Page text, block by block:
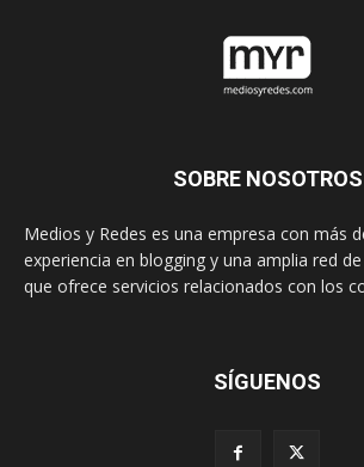
SOBRE NOSOTROS
Medios y Redes es una empresa con más
experiencia en blogging y una amplia red
que ofrece servicios relacionados con los
SÍGUENOS